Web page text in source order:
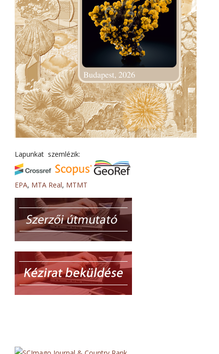
Lapunkat szemlézik:
EPA, MTA Real, MTMT